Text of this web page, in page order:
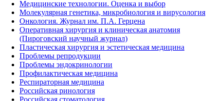
Медицинские технологии. Оценка и выбор
Молекулярная генетика, микробиология и вирусология
Онкология. Журнал им. П.А. Герцена
Оперативная хирургия и клиническая анатомия
(Пироговский научный журнал)
Пластическая хирургия и эстетическая медицина
Проблемы репродукции
Проблемы эндокринологии
Профилактическая медицина
Респираторная медицина
Российская ринология
Российская стоматология